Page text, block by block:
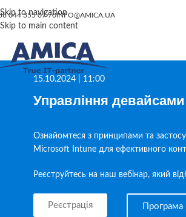
Skip to navigation
Skip to main content
044 355 07 70INFO@AMICA.UA
15.10.2024 | 11:00
Управління
Ознайомтеся з принципами та
Microsoft Intune для ефективного
Реєструйтесь на наш вебінар, який
Реєстрація Програма